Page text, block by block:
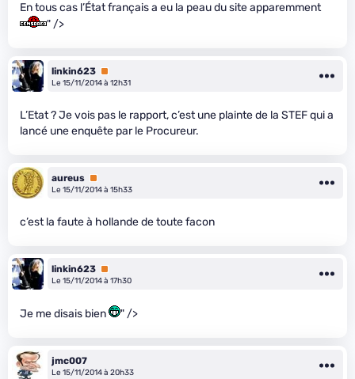
En tous cas l’État français a eu la peau du site apparemment
" />
linkin623 Premium
Le 15/11/2014 à 12h31
L’Etat ? Je vois pas le rapport, c’est une plainte de la STEF qui a
lancé une enquête par le Procureur.
aureus Premium
Le 15/11/2014 à 15h33
c’est la faute à hollande de toute facon
linkin623 Premium
Le 15/11/2014 à 17h30
Je me disais bien " />
jmc007
Le 15/11/2014 à 20h33